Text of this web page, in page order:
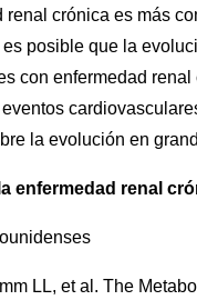
renal crónica es más
posible que la
con enfermedad
la evolución en
enfermedad renal
LL, et al. The